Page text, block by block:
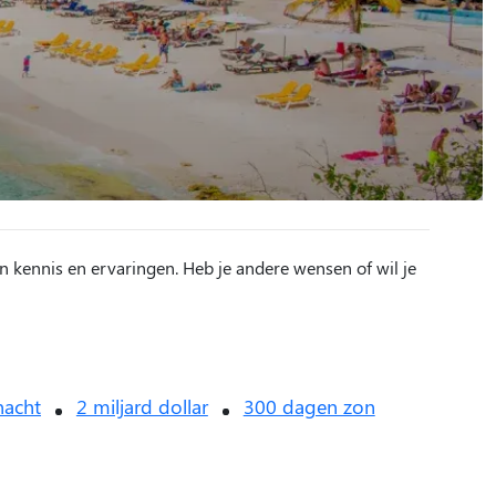
kennis en ervaringen. Heb je andere wensen of wil je
2 miljard dollar 300 dagen zon